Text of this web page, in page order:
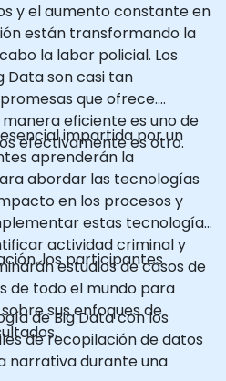
y el aumento constante en
están transformando la
la labor policial. Los
Data son casi tan
que ofrece.
eficiente es uno de
efectivamente es otro.
impartida por un
aprenderán la
abordar las tecnologías
en los procesos y
estas tecnologías
actividad criminal y
estudios de casos de
de todo el mundo para
sus enfoques de
los participantes
de Big Data con los
de recopilación de datos
narrativa durante una